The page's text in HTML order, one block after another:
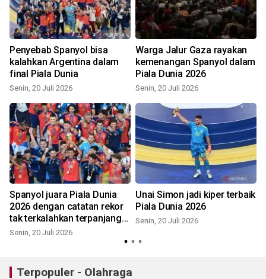
Penyebab Spanyol bisa
kalahkan Argentina dalam
final Piala Dunia
Senin, 20 Juli 2026
Warga Jalur Gaza rayakan
kemenangan Spanyol dalam
Piala Dunia 2026
Senin, 20 Juli 2026
Spanyol juara Piala Dunia
2026 dengan catatan rekor
tak terkalahkan terpanjang
dalam sejarah
Senin, 20 Juli 2026
Unai Simon jadi kiper terbaik
Piala Dunia 2026
Senin, 20 Juli 2026
Terpopuler - Olahraga